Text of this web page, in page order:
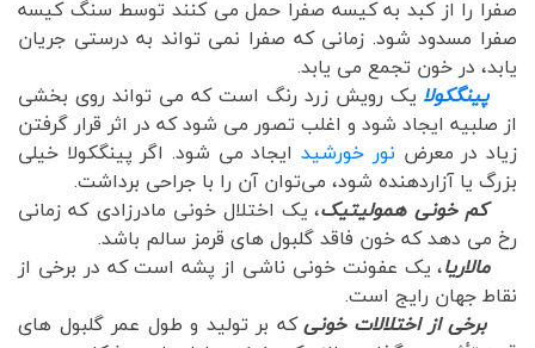
صفرا را از کبد به کیسه صفرا حمل می کنند توسط سنگ کیسه
صفرا مسدود شود. زمانی که صفرا نمی تواند به درستی جریان
یابد، در خون تجمع می یابد.
پینگکولا یک رویش زرد رنگ است که می تواند روی بخشی
از صلبیه ایجاد شود و اغلب تصور می شود که در اثر قرار گرفتن
زیاد در معرض نور خورشیدایجاد می شود. اگر پینگکولا خیلی
بزرگ یا آزاردهنده شود، می‌توان آن را با جراحی برداشت.
کم خونی همولیتیک، یک اختلال خونی مادرزادی که زمانی
رخ می دهد که خون فاقد گلبول های قرمز سالم باشد.
مالاریا، یک عفونت خونی ناشی از پشه است که در برخی از
نقاط جهان رایج است.
برخی از اختلالات خونیکه بر تولید و طول عمر گلبول های